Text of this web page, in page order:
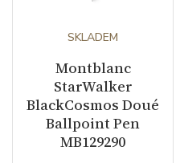
SKLADEM
Montblanc
StarWalker
BlackCosmos Doué
Ballpoint Pen
MB129290